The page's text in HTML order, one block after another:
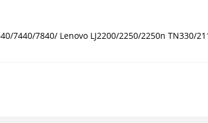
7440/7840/ Lenovo LJ2200/2250/2250n TN330/